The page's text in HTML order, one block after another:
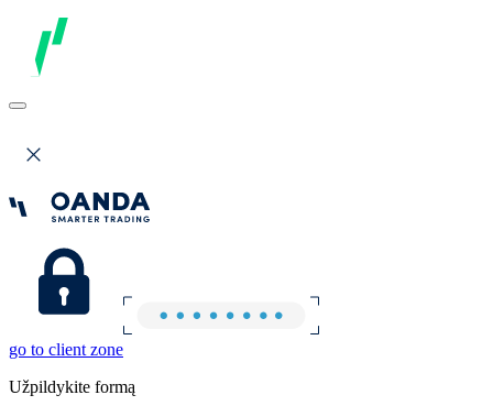
go to client zone
Užpildykite formą